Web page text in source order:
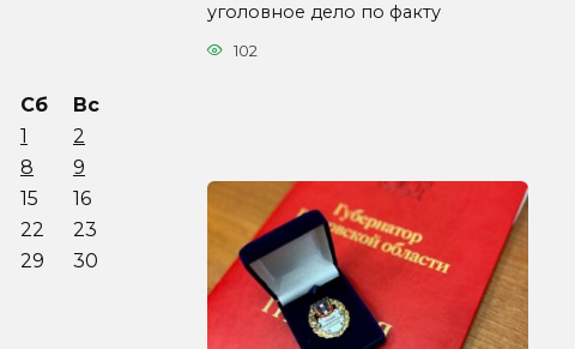
уголовное дело по факту
102
Сб
Вс
1
2
8
9
15
16
22
23
29
30